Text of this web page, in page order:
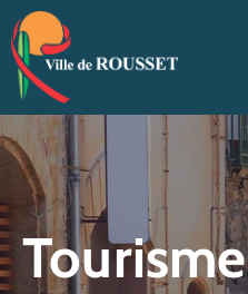
VOTRE
MAIRIE
VIVRE
ROUSSET
ÉDUCATION
Tourisme